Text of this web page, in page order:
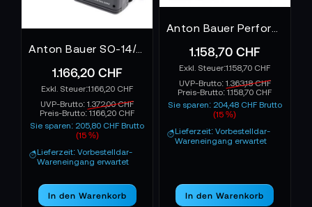
Anton Bauer SO-14/28R Gold Mount Akkugürtel
1.166,20 CHF
1.166,20 CHF
UVP-Brutto:1.372,00 CHF
Preis-Brutto:1.166,20 CHF
Sie sparen: 205,80 CHF Brutto
(15 %)
Lieferzeit: Vorbestelldar-
Wareneingang erwartet
In den Warenkorb
1.158,70 CHF
1.158,70 CHF
UVP-Brutto: 1.363,18 CHF
Preis-Brutto:1.158,70 CHF
Sie sparen: 204,48 CHF Brutto
(15 %)
Lieferzeit: Vorbestelldar-
Wareneingang erwartet
In den Warenkorb